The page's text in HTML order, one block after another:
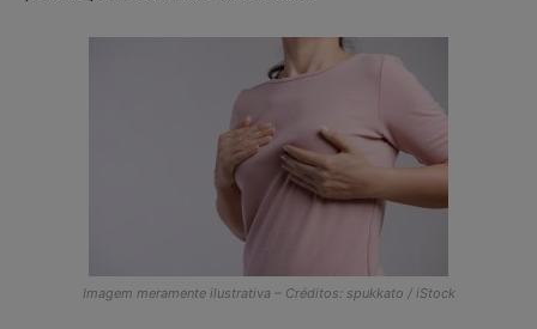
Imagem meramente ilustrativa – Créditos: spukkato / iStock